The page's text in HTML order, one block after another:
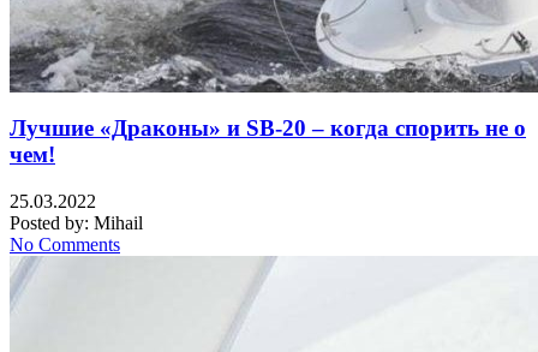
Лучшие «Драконы» и SB-20 – когда спорить не о
чем!
25.03.2022
Posted by: Mihail
No Comments